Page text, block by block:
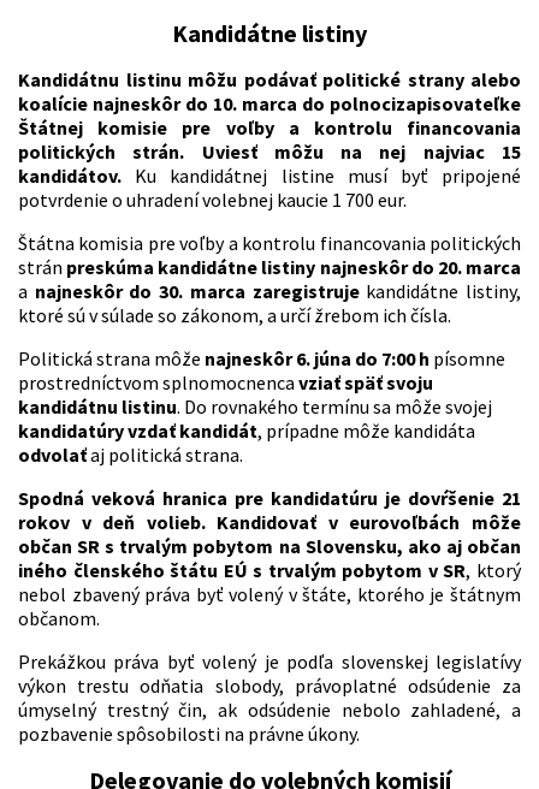
Kandidátne listiny
Kandidátnu listinu môžu podávať politické strany alebo
koalície najneskôr do 10. marca do polnocizapisovateľke
Štátnej komisie pre voľby a kontrolu financovania
politických strán. Uviesť môžu na nej najviac 15
kandidátov. Ku kandidátnej listine musí byť pripojené
potvrdenie o uhradení volebnej kaucie 1 700 eur.
Štátna komisia pre voľby a kontrolu financovania politických
strán preskúma kandidátne listiny najneskôr do 20. marca
a najneskôr do 30. marca zaregistruje kandidátne listiny,
ktoré sú v súlade so zákonom, a určí žrebom ich čísla.
Politická strana môže najneskôr 6. júna do 7:00 h písomne
prostredníctvom splnomocnenca vziať späť svoju
kandidátnu listinu. Do rovnakého termínu sa môže svojej
kandidatúry vzdať kandidát, prípadne môže kandidáta
odvolaťaj politická strana.
Spodná veková hranica pre kandidatúru je dovŕšenie 21
rokov v deň volieb. Kandidovať v eurovoľbách môže
občan SR s trvalým pobytom na Slovensku, ako aj občan
iného členského štátu EÚ s trvalým pobytom v SR, ktorý
nebol zbavený práva byť volený v štáte, ktorého je štátnym
občanom.
Prekážkou práva byť volený je podľa slovenskej legislatívy
výkon trestu odňatia slobody, právoplatné odsúdenie za
úmyselný trestný čin, ak odsúdenie nebolo zahladené, a
pozbavenie spôsobilosti na právne úkony.
Delegovanie do volebných komisií